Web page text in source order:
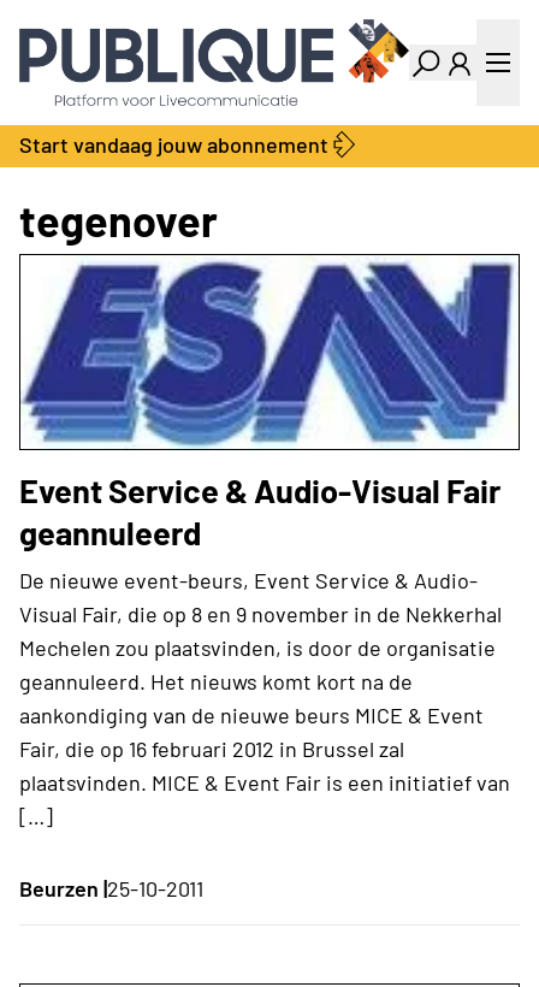
Industry Dashboard
Vacatures
Kalender
Producten
Bedrijvengids
Locatie Finder
Contact
Over ons
Adverteren
Abonnementen
Start vandaag jouw abonnement
tegenover
Event Service & Audio-Visual Fair
geannuleerd
De nieuwe event-beurs, Event Service & Audio-
Visual Fair, die op 8 en 9 november in de Nekkerhal
Mechelen zou plaatsvinden, is door de organisatie
geannuleerd. Het nieuws komt kort na de
aankondiging van de nieuwe beurs MICE & Event
Fair, die op 16 februari 2012 in Brussel zal
plaatsvinden. MICE & Event Fair is een initiatief van
[…]
Beurzen |25-10-2011